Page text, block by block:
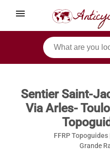
menu
Sentier Saint-
Via Arles-
FFRP
Grande